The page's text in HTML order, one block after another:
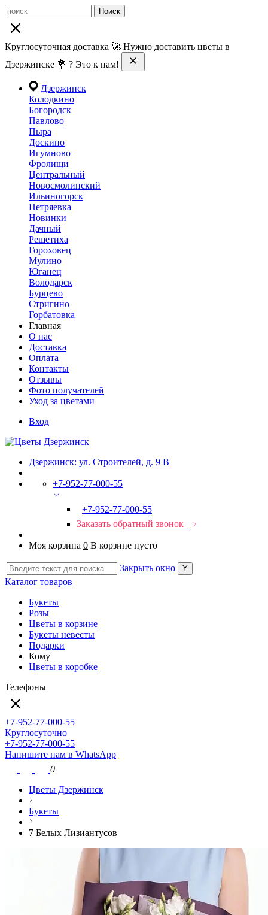
Поиск
Круглосуточная доставка 🚀 Нужно доставить цветы в
Дзержинске 💐 ? Это к нам!
Дзержинск
Колодкино
Богородск
Павлово
Пыра
Доскино
Игумново
Фролищи
Центральный
Новосмолинский
Ильиногорск
Петряевка
Новинки
Дачный
Решетиха
Гороховец
Мулино
Юганец
Володарск
Бурцево
Стригино
Горбатовка
Главная
О нас
Доставка
Оплата
Контакты
Отзывы
Фото получателей
Уход за цветами
Вход
Дзержинск: ул. Строителей, д. 9 В
+7-952-77-000-55
+7-952-77-000-55
Заказать обратный звонок
Моя корзина 0 В корзине пусто
Закрыть окно
Каталог товаров
Букеты
Розы
Цветы в корзине
Букеты невесты
Подарки
Кому
Цветы в коробке
Телефоны
+7-952-77-000-55
Круглосуточно
+7-952-77-000-55
Напишите нам в WhatsApp
0
Цветы Дзержинск
Букеты
7 Белых Лизиантусов